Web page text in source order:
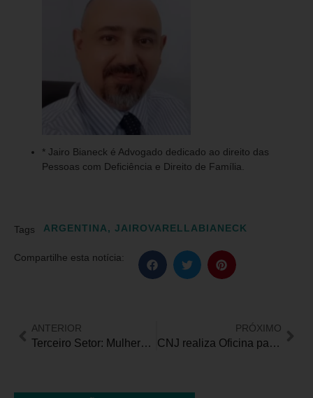
* Jairo Bianeck é Advogado dedicado ao direito das
Pessoas com Deficiência e Direito de Família.
Tags ARGENTINA, JAIROVARELLABIANECK
Compartilhe esta notícia:
ANTERIOR
Terceiro Setor: Mulheres dominam o segmento que gera mais de 6 milhões de empregos no Brasil
PRÓXIMO
CNJ realiza Oficina para Política Nacional de Acessibilidade e Inclusão para Pessoas com Deficiência no Judiciário